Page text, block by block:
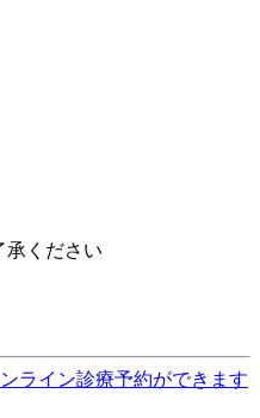
承ください
ライン診療予約ができます